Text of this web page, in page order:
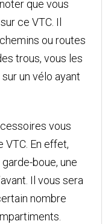
que vous
ce VTC. Il
ou routes
trous, vous les
un vélo ayant
vous
En effet,
boue, une
Il vous sera
nombre